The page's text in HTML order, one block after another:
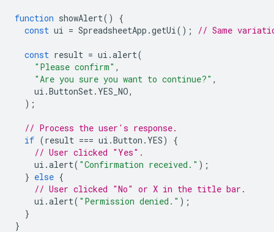
function showAlert()
{
const ui = SpreadsheetApp .getUi (); // Same
const result = ui .alert(
"Please confirm" ,
"Are you sure you want to continue?" ,
ui .ButtonSet . YES_NO,
);
// Process the user's response.
if (result === ui .Button . YES)
{
// User clicked "Yes".
ui .alert( "Confirmation received." );
} else {
// User clicked "No" or X in the title bar.
ui .alert( "Permission denied." );
}
}